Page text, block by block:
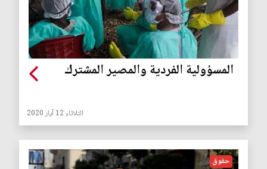
المسؤولية الفردية والمصير المشترك
الثلاثاء 12 آيار 2020
حقوق